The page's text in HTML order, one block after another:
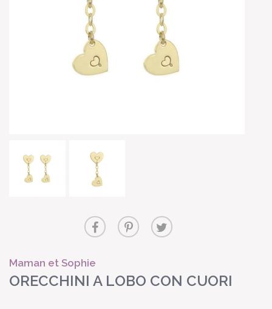
Maman et Sophie
ORECCHINI A LOBO CON CUORI